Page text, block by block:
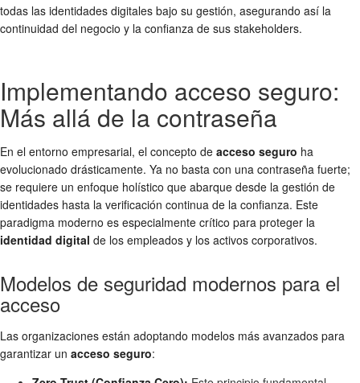
todas las identidades digitales bajo su gestión, asegurando así la
continuidad del negocio y la confianza de sus stakeholders.
Implementando acceso seguro:
Más allá de la contraseña
En el entorno empresarial, el concepto de acceso seguro ha
evolucionado drásticamente. Ya no basta con una contraseña fuerte;
se requiere un enfoque holístico que abarque desde la gestión de
identidades hasta la verificación continua de la confianza. Este
paradigma moderno es especialmente crítico para proteger la
identidad digital de los empleados y los activos corporativos.
Modelos de seguridad modernos para el
acceso
Las organizaciones están adoptando modelos más avanzados para
garantizar un acceso seguro: